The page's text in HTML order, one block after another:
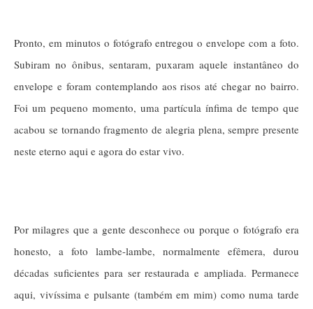
Pronto, em minutos o fotógrafo entregou o envelope com a foto.
Subiram no ônibus, sentaram, puxaram aquele instantâneo do
envelope e foram contemplando aos risos até chegar no bairro.
Foi um pequeno momento, uma partícula ínfima de tempo que
acabou se tornando fragmento de alegria plena, sempre presente
neste eterno aqui e agora do estar vivo.
Por milagres que a gente desconhece ou porque o fotógrafo era
honesto, a foto lambe-lambe, normalmente efêmera, durou
décadas suficientes para ser restaurada e ampliada. Permanece
aqui, vivíssima e pulsante (também em mim) como numa tarde